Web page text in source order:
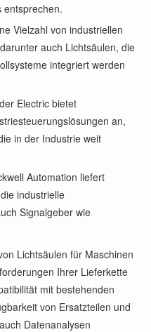
entsprechen.
Vielzahl von industriellen
auch Lichtsäulen, die
integriert werden
Electric bietet
an,
in der Industrie weit
Automation liefert
industrielle
Signalgeber wie
Lichtsäulen für Maschinen
Ihrer Lieferkette
mit bestehenden
von Ersatzteilen und
Datenanalysen